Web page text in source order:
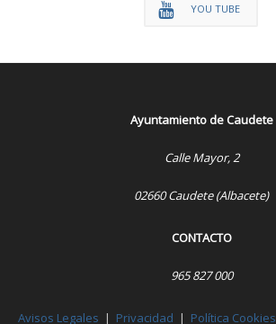
YOU TUBE
Ayuntamiento de Caudete
Calle Mayor, 2
02660 Caudete (Albacete)
CONTACTO
965 827 000
Avisos Legales | Privacidad | Política Cookies